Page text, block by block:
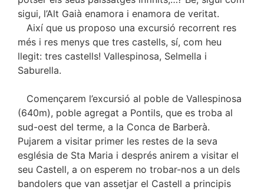
sigui, l’Alt Gaià enamora i enamora de veritat.
Així que us proposo una excursió recorrent res
més i res menys que tres castells, sí, com heu
llegit: tres castells! Vallespinosa, Selmella i
Saburella.
Començarem l’excursió al poble de Vallespinosa
(640m), poble agregat a Pontils, que es troba al
sud-oest del terme, a la Conca de Barberà.
Pujarem a visitar primer les restes de la seva
església de Sta Maria i després anirem a visitar el
seu Castell, a on esperem no trobar-nos a un dels
bandolers que van assetjar el Castell a principis